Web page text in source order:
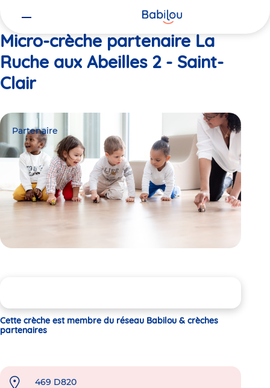
Micro-crèche partenaire La
Ruche aux Abeilles 2 - Saint-
Clair
Partenaire
Cette crèche est membre du réseau Babilou & crèches
partenaires
469 D820